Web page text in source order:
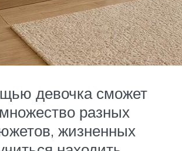
девочка сможет
разных
жизненных